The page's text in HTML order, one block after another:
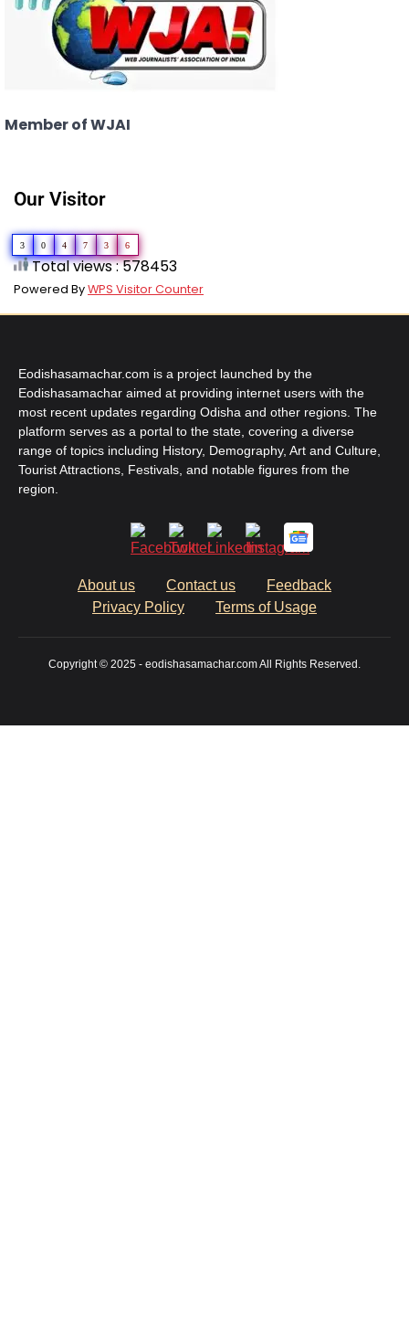
Member of WJAI
Our Visitor
3 0 4 7 3 6
Total views : 578453
Powered ByWPS Visitor Counter
Eodishasamachar.com is a project launched by the
Eodishasamachar aimed at providing internet users with the
most recent updates regarding Odisha and other regions. The
platform serves as a portal to the state, covering a diverse
range of topics including History, Demography, Art and Culture,
Tourist Attractions, Festivals, and notable figures from the
region.
About us Contact us
Feedback
Privacy Policy
Terms of Usage
Copyright © 2025 - eodishasamachar.com All Rights Reserved.